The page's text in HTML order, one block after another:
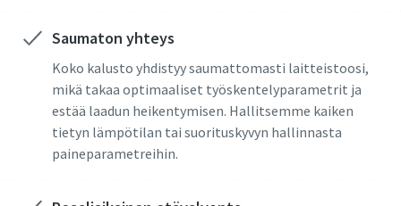
Saumaton yhteys
Koko kalusto yhdistyy saumattomasti laitteistoosi,
mikä takaa optimaaliset työskentelyparametrit ja
estää laadun heikentymisen. Hallitsemme kaiken
tietyn lämpötilan tai suorituskyvyn hallinnasta
paineparametreihin.